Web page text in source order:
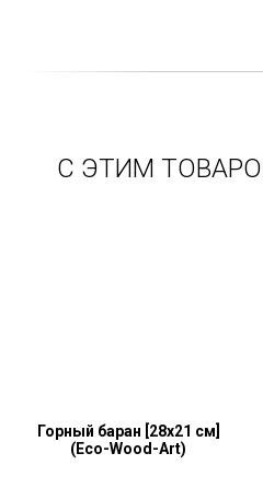
С ЭТИМ
Горный баран [28x21 см]
(Eco-Wood-Art)